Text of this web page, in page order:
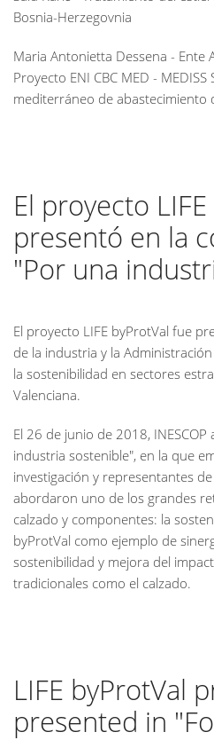
Bosnia-Herzegovnia
Maria Antonietta Dessena - Ente
Proyecto ENI CBC MED -
mediterráneo de abastecimiento
El proyecto
presentó en la
"Por una
El proyecto LIFE byProtVal fue
de la industria y la
la sostenibilidad en sectores
Valenciana.
El 26 de junio de 2018,
industria sostenible", en la que
investigación y representantes
abordaron uno de los grandes
calzado y componentes: la
byProtVal como ejemplo de
sostenibilidad y mejora del
tradicionales como el calzado.
LIFE byProtVal
presented in